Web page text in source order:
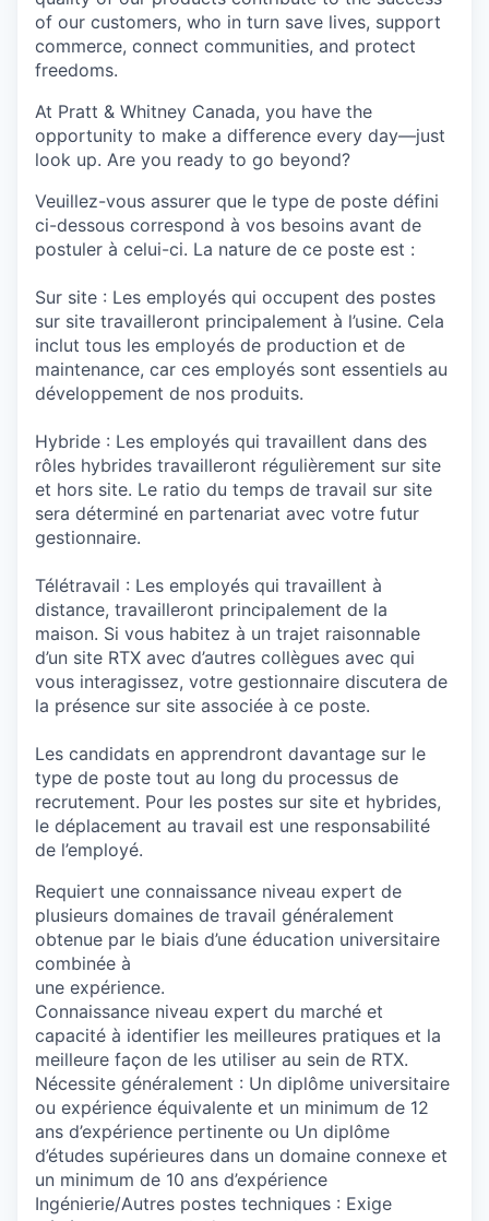
of our customers, who in turn save lives, support
commerce, connect communities, and protect
freedoms.
At Pratt & Whitney Canada, you have the
opportunity to make a difference every day—just
look up. Are you ready to go beyond?
Veuillez-vous assurer que le type de poste défini
ci-dessous correspond à vos besoins avant de
postuler à celui-ci. La nature de ce poste est :
Sur site : Les employés qui occupent des postes
sur site travailleront principalement à l’usine. Cela
inclut tous les employés de production et de
maintenance, car ces employés sont essentiels au
développement de nos produits.
Hybride : Les employés qui travaillent dans des
rôles hybrides travailleront régulièrement sur site
et hors site. Le ratio du temps de travail sur site
sera déterminé en partenariat avec votre futur
gestionnaire.
Télétravail : Les employés qui travaillent à
distance, travailleront principalement de la
maison. Si vous habitez à un trajet raisonnable
d’un site RTX avec d’autres collègues avec qui
vous interagissez, votre gestionnaire discutera de
la présence sur site associée à ce poste.
Les candidats en apprendront davantage sur le
type de poste tout au long du processus de
recrutement. Pour les postes sur site et hybrides,
le déplacement au travail est une responsabilité
de l’employé.
Requiert une connaissance niveau expert de
plusieurs domaines de travail généralement
obtenue par le biais d’une éducation universitaire
combinée à
une expérience.
Connaissance niveau expert du marché et
capacité à identifier les meilleures pratiques et la
meilleure façon de les utiliser au sein de RTX.
Nécessite généralement : Un diplôme universitaire
ou expérience équivalente et un minimum de 12
ans d’expérience pertinente ou Un diplôme
d’études supérieures dans un domaine connexe et
un minimum de 10 ans d’expérience
Ingénierie/Autres postes techniques : Exige